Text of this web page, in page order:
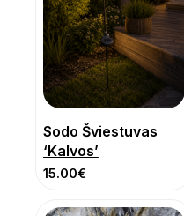
Sodo Šviestuvas
‘Kalvos’
15.00€